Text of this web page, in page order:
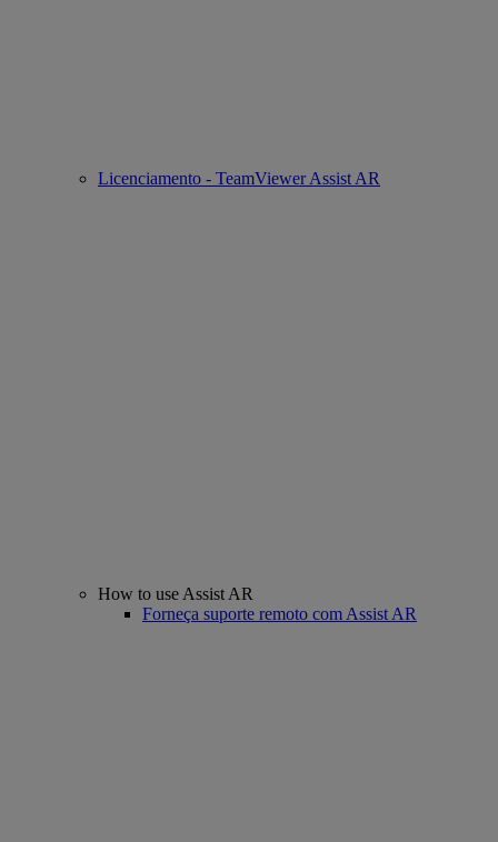
Licenciamento - TeamViewer Assist AR
How to use Assist AR
Forneça suporte remoto com Assist AR